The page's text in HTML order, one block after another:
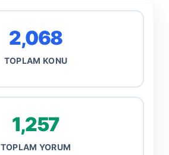
2,068
TOPLAM KONU
1,257
TOPLAM YORUM